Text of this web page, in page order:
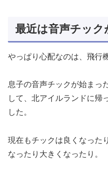
最近は音声チック
やっぱり心配なのは、飛行
息子の音声チックが始まっ
して、北アイルランドに帰
した。
現在もチックは良くなった
なったり大きくなったり。